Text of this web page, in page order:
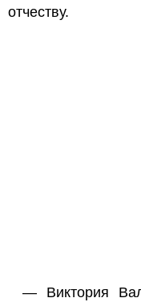
отчеству.
— Виктория